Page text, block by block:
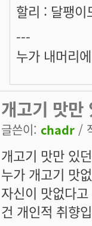
할리 : 달팽이
---
누가 내머리
개고기 맛만
글쓴이: chadr /
개고기 맛만 있
누가 개고기 맛
자신이 맛없다
건 개인적 취향